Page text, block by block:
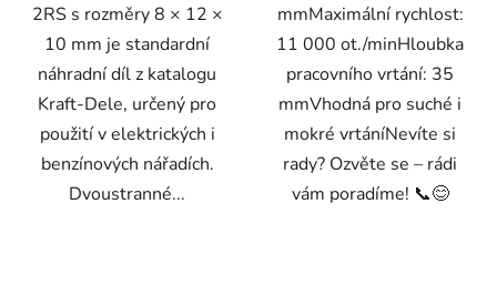
2RS s rozměry 8 × 12 ×
10 mm je standardní
náhradní díl z katalogu
Kraft-Dele, určený pro
použití v elektrických i
benzínových nářadích.
Dvoustranné...
mmMaximální rychlost:
11 000 ot./minHloubka
pracovního vrtání: 35
mmVhodná pro suché i
mokré vrtáníNevíte si
rady? Ozvěte se – rádi
vám poradíme! 📞😊